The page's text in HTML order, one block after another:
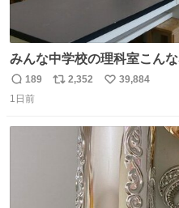
みんな中学校の理科室こん
返
信
189
リ
2,352
い
39,884
1日前